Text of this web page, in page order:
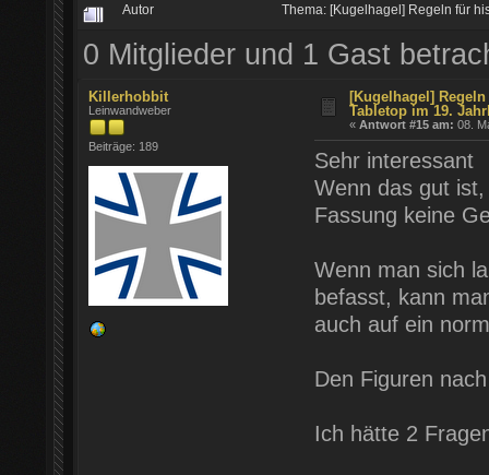
Autor Thema: [Kugelhagel] Regeln für
0 Mitglieder und 1 Gast
Killerhobbit
Leinwandweber
Beiträge: 189
[Kugelhagel]
Tabletop im 19.
«Antwort #15 am: 08.
Sehr interessant
Wenn das gut
Fassung keine
Wenn man sich
befasst, kann
auch auf ein
Den Figuren
Ich hätte 2